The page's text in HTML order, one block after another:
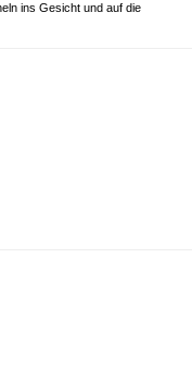
ins Gesicht und auf die